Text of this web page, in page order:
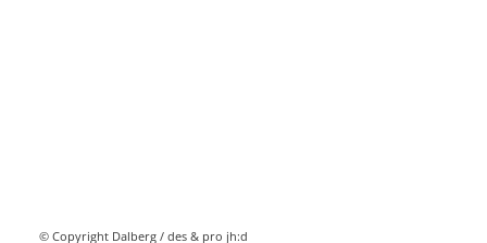
© Copyright Dalberg / des & pro jh:d